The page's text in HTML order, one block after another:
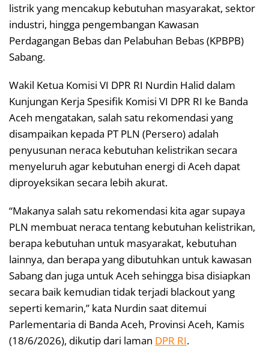
listrik yang mencakup kebutuhan masyarakat, sektor
industri, hingga pengembangan Kawasan
Perdagangan Bebas dan Pelabuhan Bebas (KPBPB)
Sabang.
Wakil Ketua Komisi VI DPR RI Nurdin Halid dalam
Kunjungan Kerja Spesifik Komisi VI DPR RI ke Banda
Aceh mengatakan, salah satu rekomendasi yang
disampaikan kepada PT PLN (Persero) adalah
penyusunan neraca kebutuhan kelistrikan secara
menyeluruh agar kebutuhan energi di Aceh dapat
diproyeksikan secara lebih akurat.
“Makanya salah satu rekomendasi kita agar supaya
PLN membuat neraca tentang kebutuhan kelistrikan,
berapa kebutuhan untuk masyarakat, kebutuhan
lainnya, dan berapa yang dibutuhkan untuk kawasan
Sabang dan juga untuk Aceh sehingga bisa disiapkan
secara baik kemudian tidak terjadi blackout yang
seperti kemarin,” kata Nurdin saat ditemui
Parlementaria di Banda Aceh, Provinsi Aceh, Kamis
(18/6/2026), dikutip dari laman DPR RI.